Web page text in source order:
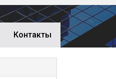
Контакты